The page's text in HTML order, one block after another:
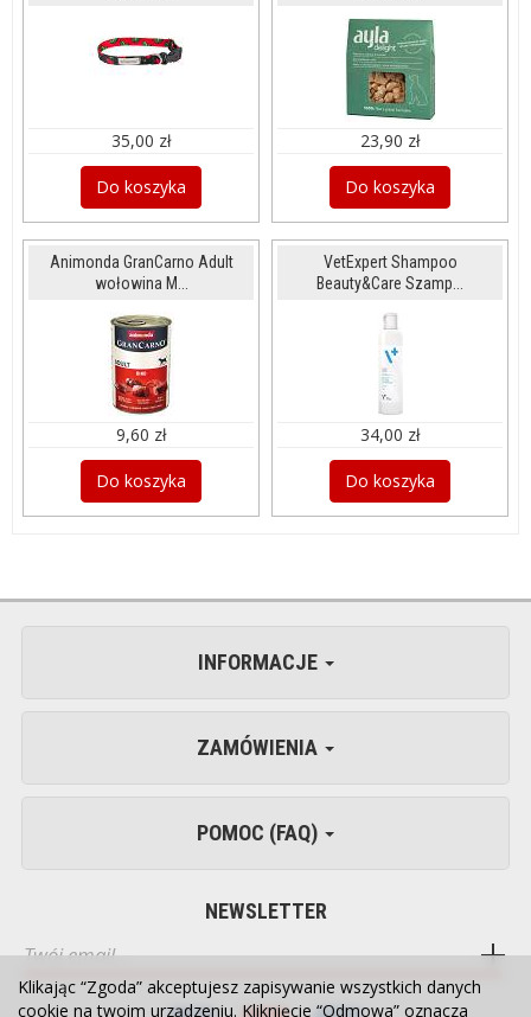
35,00 zł
Do koszyka
23,90 zł
Do koszyka
Animonda GranCarno Adult
wołowina M...
9,60 zł
Do koszyka
VetExpert Shampoo
Beauty&Care Szamp...
34,00 zł
Do koszyka
INFORMACJE
ZAMÓWIENIA
POMOC (FAQ)
NEWSLETTER
Klikając “Zgoda” akceptujesz zapisywanie wszystkich danych
cookie na twoim urządzeniu. Kliknięcie “Odmowa” oznacza